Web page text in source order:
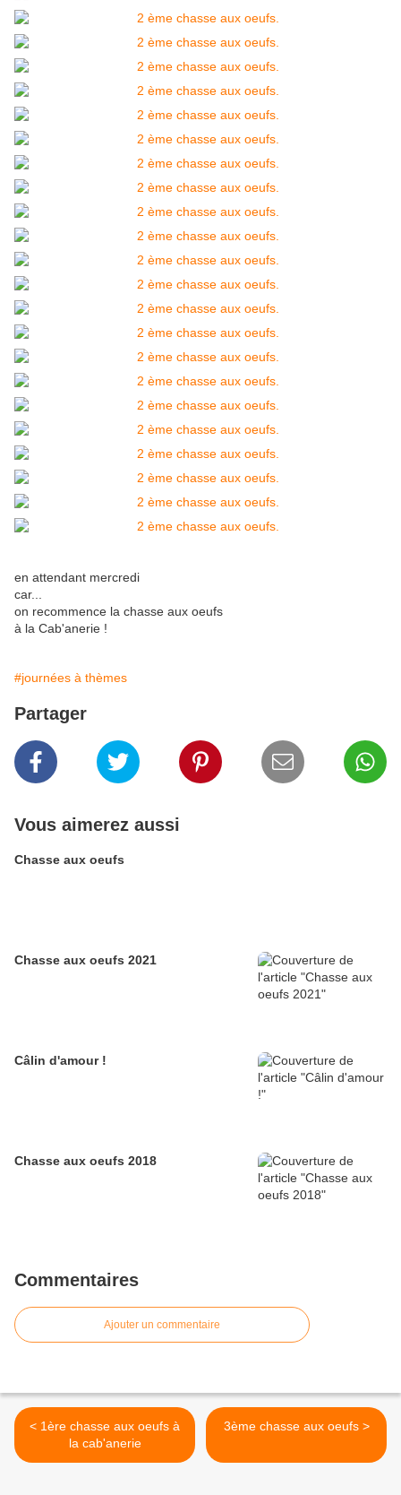
en attendant mercredi
car...
on recommence la chasse aux oeufs
à la Cab'anerie !
#journées à thèmes
Partager
Vous aimerez aussi
Chasse aux oeufs
Chasse aux oeufs 2021
Câlin d'amour !
Chasse aux oeufs 2018
Commentaires
Ajouter un commentaire
< 1ère chasse aux oeufs à
la cab'anerie
3ème chasse aux oeufs >